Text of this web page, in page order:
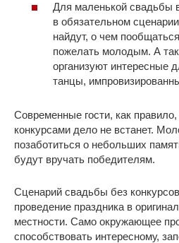
Для маленькой свадьбы
в обязательном
найдут, о чем
пожелать молодым. А
организуют интересные
танцы,
Современные гости, как
конкурсами дело не встанет.
позаботиться о небольших
будут вручать победителям.
Сценарий свадьбы без
проведение праздника в
местности. Само окружающее
способствовать интересному,